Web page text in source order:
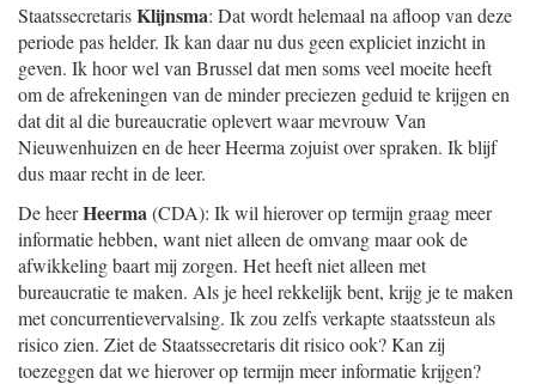
StaatssecretarisKlijnsma: Dat wordt helemaal na afloop van deze
periode pas helder. Ik kan daar nu dus geen expliciet inzicht in
geven. Ik hoor wel van Brussel dat men soms veel moeite heeft
om de afrekeningen van de minder preciezen geduid te krijgen en
dat dit al die bureaucratie oplevert waar mevrouw Van
Nieuwenhuizen en de heer Heerma zojuist over spraken. Ik blijf
dus maar recht in de leer.
De heerHeerma(CDA): Ik wil hierover op termijn graag meer
informatie hebben, want niet alleen de omvang maar ook de
afwikkeling baart mij zorgen. Het heeft niet alleen met
bureaucratie te maken. Als je heel rekkelijk bent, krijg je te maken
met concurrentievervalsing. Ik zou zelfs verkapte staatssteun als
risico zien. Ziet de Staatssecretaris dit risico ook? Kan zij
toezeggen dat we hierover op termijn meer informatie krijgen?